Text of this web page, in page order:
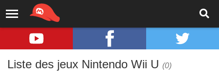
Liste des jeux Nintendo Wii U (0)